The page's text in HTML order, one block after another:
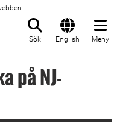
Sök English Meny
på NJ-